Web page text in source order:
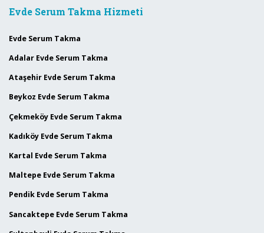
Evde Serum Takma Hizmeti
Evde Serum Takma
Adalar Evde Serum Takma
Ataşehir Evde Serum Takma
Beykoz Evde Serum Takma
Çekmeköy Evde Serum Takma
Kadıköy Evde Serum Takma
Kartal Evde Serum Takma
Maltepe Evde Serum Takma
Pendik Evde Serum Takma
Sancaktepe Evde Serum Takma